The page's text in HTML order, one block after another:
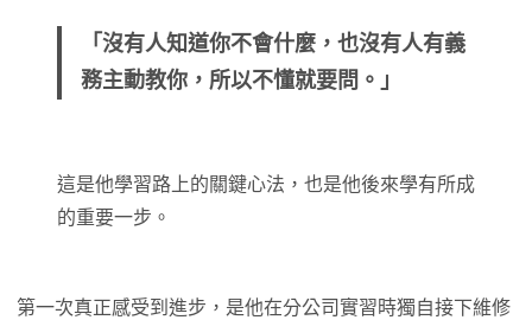
「沒有人知道你不會什麼，也沒有人有義
務主動教你，所以不懂就要問。」
這是他學習路上的關鍵心法，也是他後來學有所成
的重要一步。
第一次真正感受到進步，是他在分公司實習時獨自接下維修